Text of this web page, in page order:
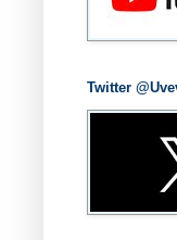
Twitter